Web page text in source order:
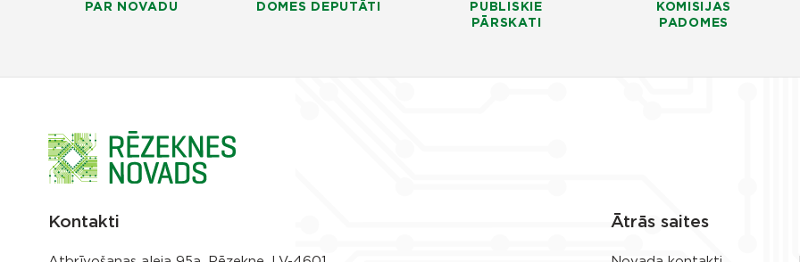
PAR NOVADU DOMES DEPUTĀTI
PUBLISKIE
PĀRSKATI
KOMISIJAS
PADOMES
Kontakti Ātrās saites